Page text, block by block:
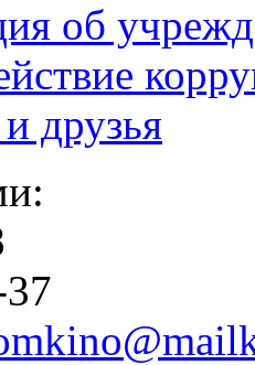
об
друзья